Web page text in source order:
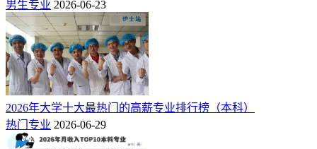
电气工程在现代社会几乎涉及到所有行业和领域，包括能源、
通信、制造、建筑、交通等。因此，电气工程专业的毕业生可
以选择在多个领域就业，就业机会更为丰富。此外，随着科技
的不断进步，电气工程领域也在不断更新和发展。
男生专业 2026-06-23
2026年大学十大最热门的高薪专业排行榜（本科）
热门专业 2026-06-29